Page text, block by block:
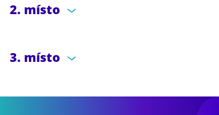
2. místo
3. místo